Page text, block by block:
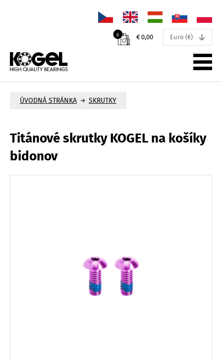
0 € 0,00 Euro (€) ↓
ÚVODNÁ STRÁNKA → SKRUTKY
Titánové skrutky KOGEL na košíky
bidonov